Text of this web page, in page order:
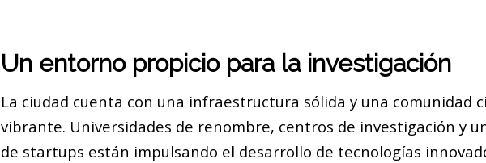
Un entorno propicio para la investigación
La ciudad cuenta con una infraestructura sólida y una comunidad
vibrante. Universidades de renombre, centros de investigación y
de startups están impulsando el desarrollo de tecnologías